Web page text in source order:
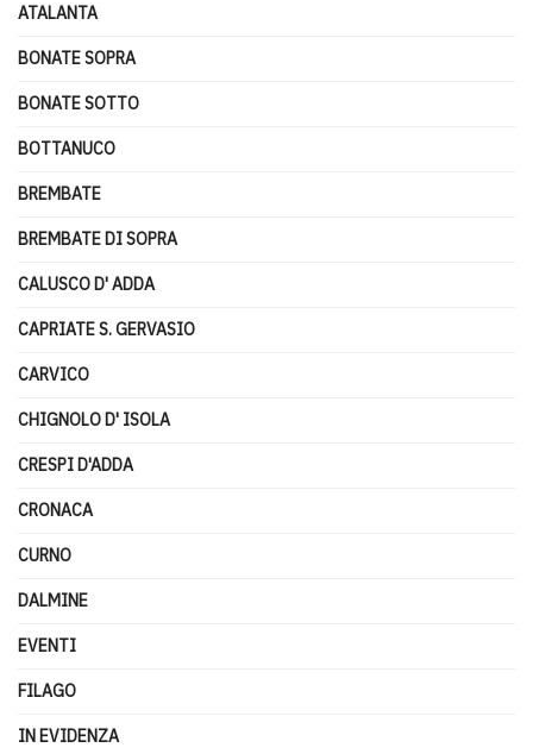
ATALANTA
BONATE SOPRA
BONATE SOTTO
BOTTANUCO
BREMBATE
BREMBATE DI SOPRA
CALUSCO D' ADDA
CAPRIATE S. GERVASIO
CARVICO
CHIGNOLO D' ISOLA
CRESPI D'ADDA
CRONACA
CURNO
DALMINE
EVENTI
FILAGO
IN EVIDENZA